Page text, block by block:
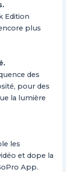
Edition
plus
des
pour des
la lumière
les
et dope la
App.